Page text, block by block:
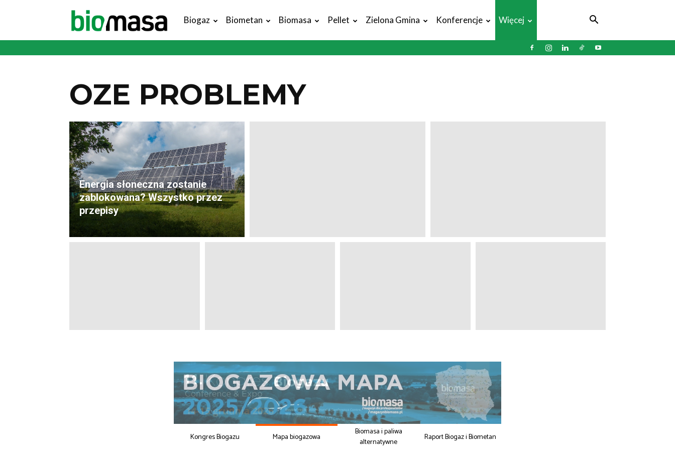
Magazyn
Biogaz Biometan Biomasa Pellet Zielona Gmina Konferencje Więcej
OZE PROBLEMY
Energia słoneczna zostanie
zablokowana? Wszystko przez
przepisy
Kongres Biogazu Mapa biogazowa
Biomasa i paliwa
alternatywne
Raport Biogaz i Biometan